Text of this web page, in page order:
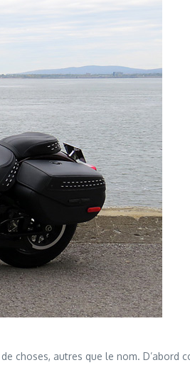
choses, autres que le nom. D’abord